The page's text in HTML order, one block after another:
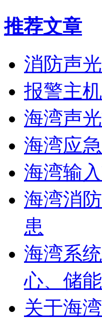
推荐文章
消防声
报警主
海湾声
海湾应
海湾输
海湾消
患
海湾系
心、储
关于海